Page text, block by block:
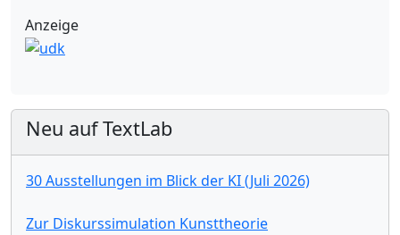
Anzeige
Neu auf TextLab
30 Ausstellungen im Blick der KI (Juli 2026)
Zur Diskurssimulation Kunsttheorie